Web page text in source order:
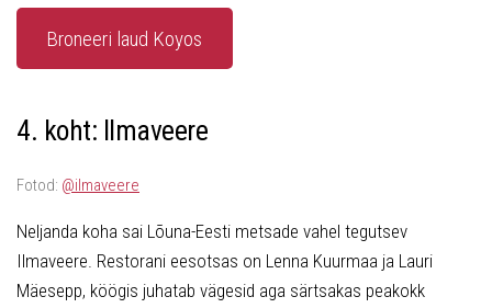
Broneeri laud Koyos
4. koht: Ilmaveere
Fotod: @ilmaveere
Neljanda koha sai Lõuna-Eesti metsade vahel tegutsev
Ilmaveere. Restorani eesotsas on Lenna Kuurmaa ja Lauri
Mäesepp, köögis juhatab vägesid aga särtsakas peakokk